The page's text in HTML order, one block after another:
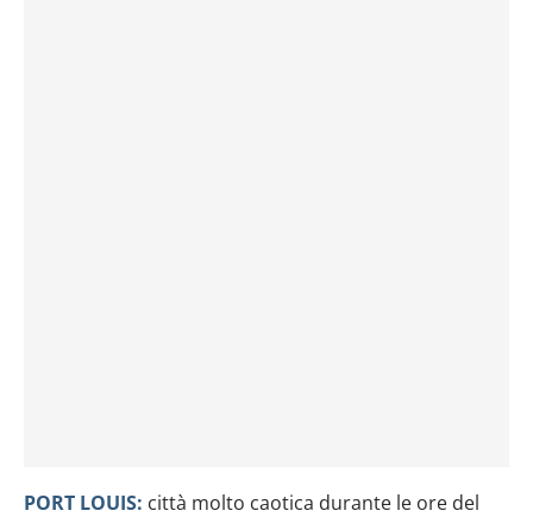
PORT LOUIS: città molto caotica durante le ore del